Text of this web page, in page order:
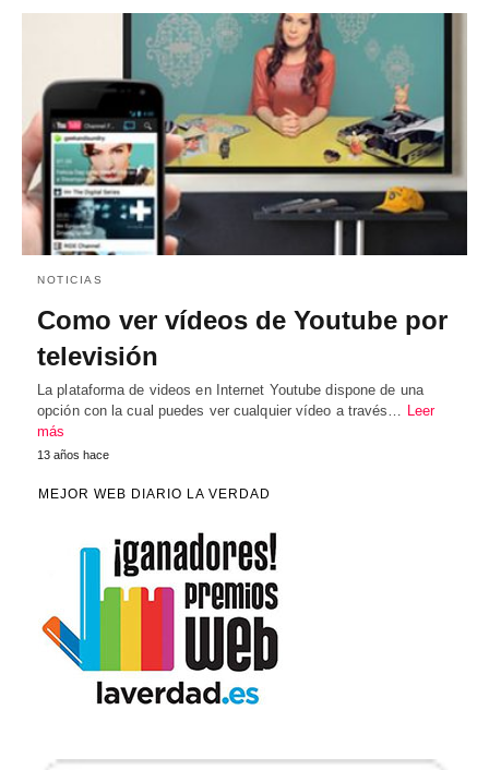
NOTICIAS
Como ver vídeos de Youtube por
televisión
La plataforma de videos en Internet Youtube dispone de una
opción con la cual puedes ver cualquier vídeo a través… Leer
más
13 años hace
MEJOR WEB DIARIO LA VERDAD